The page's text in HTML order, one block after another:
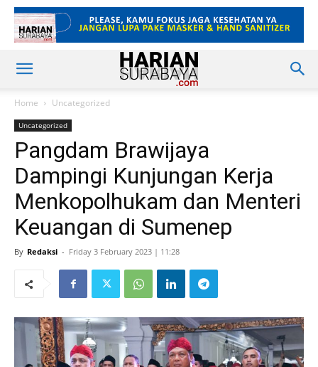
Home Uncategorized
Uncategorized
Pangdam Brawijaya
Dampingi Kunjungan Kerja
Menkopolhukam dan Menteri
Keuangan di Sumenep
By Redaksi - Friday 3 February 2023 | 11:28